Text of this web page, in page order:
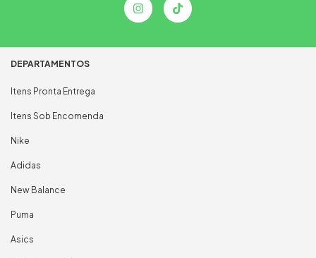
DEPARTAMENTOS
Itens Pronta Entrega
Itens Sob Encomenda
Nike
Adidas
New Balance
Puma
Asics